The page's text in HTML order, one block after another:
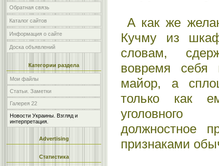
Обратная связь
Каталог сайтов
Информация о сайте
Доска объявлений
Категории раздела
Мои файлы
Статьи. Заметки
Галерея 22
Новости Украины. Взгляд и
интерпретация.
Advertising
Статистика
А как же
Кучму из
словам,
вовремя
майор, а
только как
уголовного
должностное
признаками